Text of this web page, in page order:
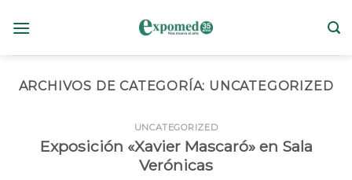
ARCHIVOS DE CATEGORÍA: UNCATEGORIZED
UNCATEGORIZED
Exposición «Xavier Mascaró» en Sala
Verónicas